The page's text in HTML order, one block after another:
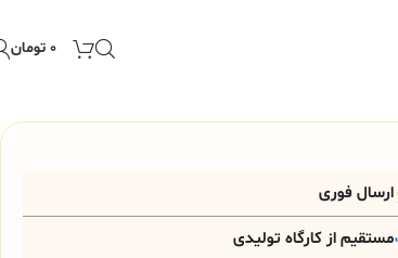
۰ تومان
ارسال فوری
مستقیم از کارگاه تولیدی